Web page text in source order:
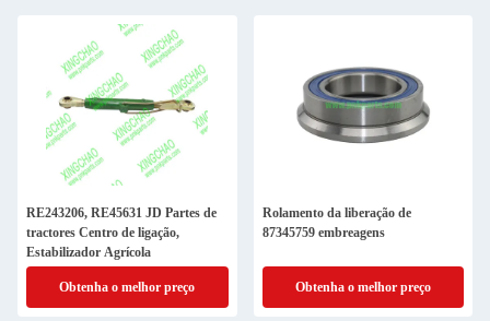
RE243206, RE45631 JD Partes de
tractores Centro de ligação,
Estabilizador Agrícola
Obtenha o melhor preço
Rolamento da liberação de
87345759 embreagens
Obtenha o melhor preço